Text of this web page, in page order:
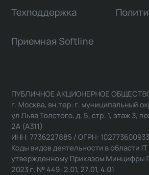
Техподдержка
Приемная Softline
ПУБЛИЧНОЕ АКЦИОНЕРНОЕ
г. Москва, вн.тер. г. муниципальный
ул Льва Толстого, д. 5, стр. 1, этаж 3,
2А (А311)
ИНН: 7736227885 / ОГРН:
Коды видов деятельности в области
утвержденному Приказом Минцифры
2023 г. № 449: 2.01, 27.01, 4.01